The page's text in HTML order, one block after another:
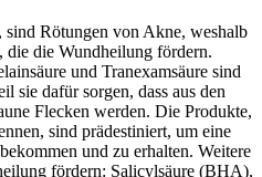
sind Rötungen von Akne, weshalb
die die Wundheilung fördern.
und Tranexamsäure sind
sie dafür sorgen, dass aus den
Flecken werden. Die Produkte,
sind prädestiniert, um eine
und zu erhalten. Weitere
fördern: Salicylsäure (BHA),